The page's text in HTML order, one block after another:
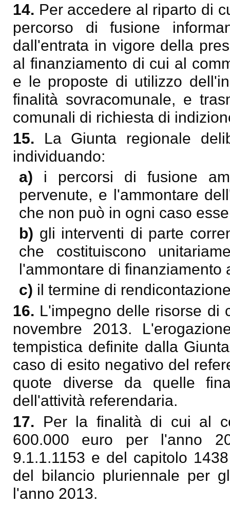
14. Per accedere al riparto di
percorso di fusione
dall'entrata in vigore della
al finanziamento di cui al
e le proposte di utilizzo
finalità sovracomunale, e
comunali di richiesta di
15. La Giunta regionale
individuando:
a) i percorsi di fusione
pervenute, e l'ammontare
che non può in ogni caso
b) gli interventi di parte
che costituiscono
l'ammontare di finanziamento
c) il termine di
16. L'impegno delle risorse di
novembre 2013.
tempistica definite dalla
caso di esito negativo del
quote diverse da quelle
dell'attività referendaria.
17. Per la finalità di cui al
600.000 euro per l'anno
9.1.1.1153 e del capitolo
del bilancio pluriennale per
l'anno 2013.